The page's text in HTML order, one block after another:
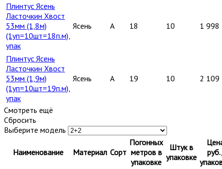
Плинтус Ясень
Ласточкин Хвост
53мм (1,8м)
(1уп=10шт=18п.м),
упак
Ясень A 18 10 1 998
Плинтус Ясень
Ласточкин Хвост
53мм (1,9м)
(1уп=10шт=19п.м),
упак
Ясень A 19 10 2 109
Смотреть ещё
Сбросить
Выберите модель
Наименование Материал Сорт
Погонных
метров в
упаковке
Штук в
упаковке